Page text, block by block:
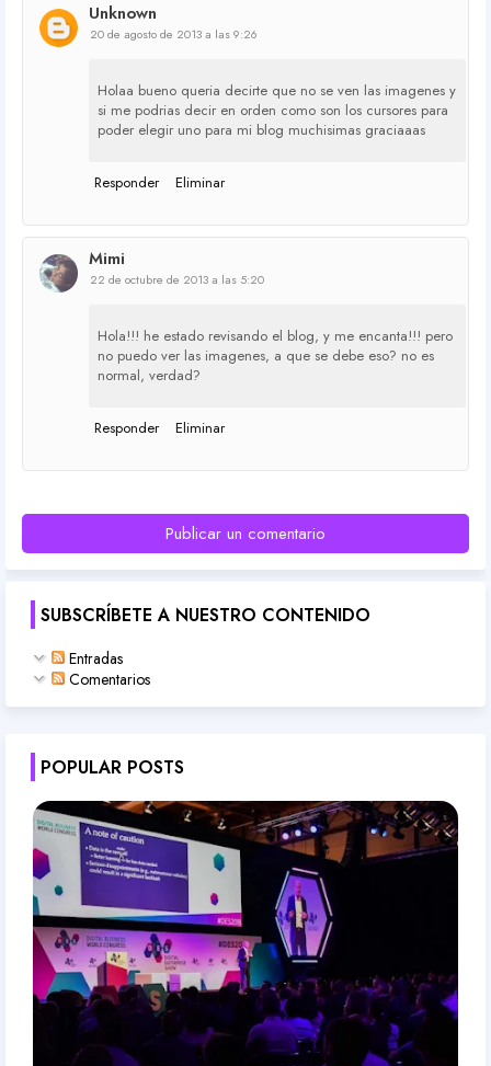
Unknown
20 de agosto de 2013 a las 9:26
Holaa bueno queria decirte que no se ven las imagenes y
si me podrias decir en orden como son los cursores para
poder elegir uno para mi blog muchisimas graciaaas
Responder Eliminar
Mimi
22 de octubre de 2013 a las 5:20
Hola!!! he estado revisando el blog, y me encanta!!! pero
no puedo ver las imagenes, a que se debe eso? no es
normal, verdad?
Responder Eliminar
Publicar un comentario
SUBSCRÍBETE A NUESTRO CONTENIDO
Entradas
Comentarios
POPULAR POSTS